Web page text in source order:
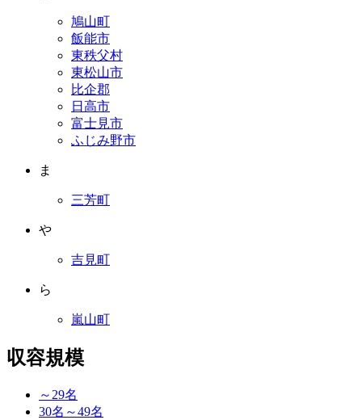
鳩山町
飯能市
東秩父村
東松山市
比企郡
日高市
富士見市
ふじみ野市
ま
三芳町
や
吉見町
ら
嵐山町
収容規模
～29名
30名～49名